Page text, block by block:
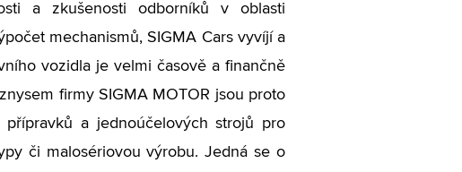
a zkušenosti odborníků v oblasti
mechanismů, SIGMA Cars vyvíjí a
vozidla je velmi časově a finančně
firmy SIGMA MOTOR jsou proto
a jednoúčelových strojů pro
či malosériovou výrobu. Jedná se o